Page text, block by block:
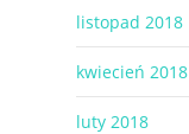
listopad 2018
kwiecień 2018
luty 2018